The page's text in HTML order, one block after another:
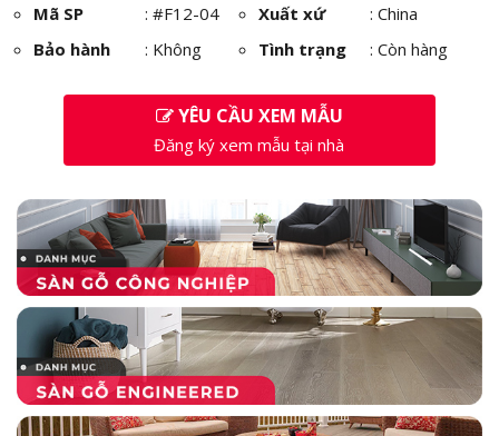
Mã SP : #F12-04 Xuất xứ
: China
Bảo hành
: Không Tình trạng : Còn hàng
YÊU CẦU XEM MẪU
Đăng ký xem mẫu tại nhà